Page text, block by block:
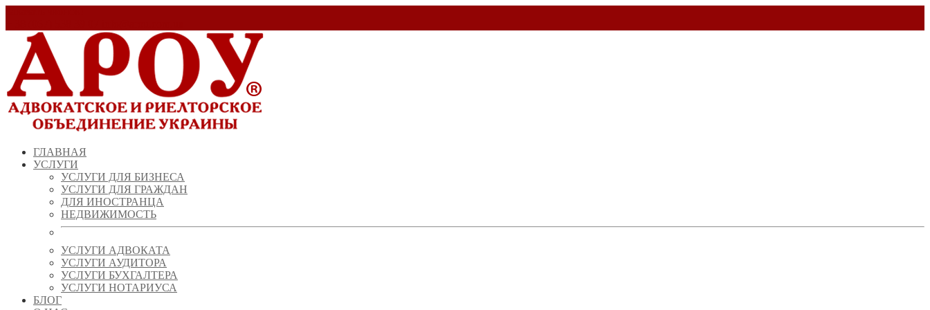
ГЛАВНАЯ
УСЛУГИ
УСЛУГИ ДЛЯ БИЗНЕСА
УСЛУГИ ДЛЯ ГРАЖДАН
ДЛЯ ИНОСТРАНЦА
НЕДВИЖИМОСТЬ
УСЛУГИ АДВОКАТА
УСЛУГИ АУДИТОРА
УСЛУГИ БУХГАЛТЕРА
УСЛУГИ НОТАРИУСА
БЛОГ